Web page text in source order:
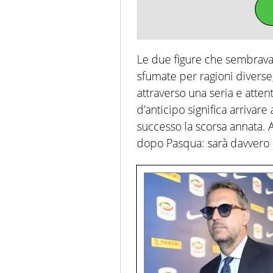
Le due figure che
sfumate per ragioni
attraverso una seria e
d’anticipo significa
successo la scorsa
dopo Pasqua: sarà davvero